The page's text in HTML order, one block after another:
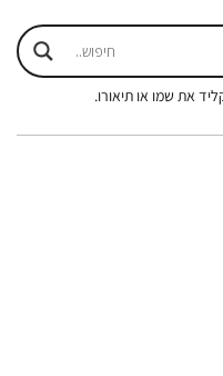
את שמו או תיאורו.